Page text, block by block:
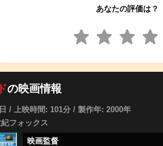
あなたの評価は？
の映画情報
/ 上映時間: 101分 / 製作年: 2000年
フォックス
映画監督